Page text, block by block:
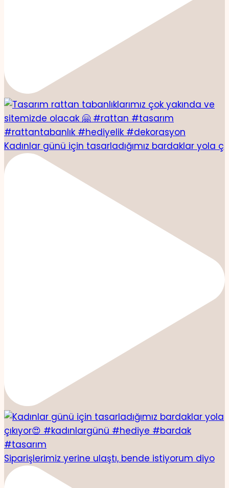
Kadınlar günü için tasarladığımız bardaklar yola ç
Siparişlerimiz yerine ulaştı, bende istiyorum diyo